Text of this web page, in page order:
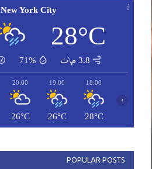
New York City
28°C
3.8 م\ث 71%
18:00
28°C
19:00
26°C
20:00
26°C
›
POPULAR POSTS